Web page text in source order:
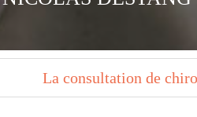
La consultation de